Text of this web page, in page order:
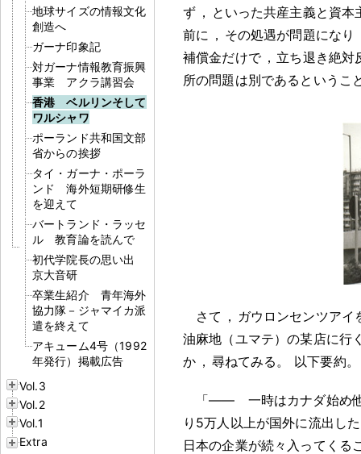
地球サイズの情報文化
創造へ
ガーナ印象記
対ガーナ情報教育振興
事業 アクラ講習会
香港 ベルリンそして
ワルシャワ
ポーランド共和国文部
省からの挨拶
タイ・ガーナ・ポーラ
ンド 海外短期研修生
を迎えて
バートランド・ラッセ
ル 教育論を読んで
初代学院長の思い出
京大音研
卒業生紹介 青年海外
協力隊－ジャマイカ派
遣を終えて
アキューム4号（1992
年発行）掲載広告
Vol.3
Vol.2
Vol.1
Extra
ず ， といった共産主義と資
前に ， その処遇が問題になり
補償金だけで ， 立ち退き絶対
所の問題は別であるというこ
さて ， ガウロンセンツアイ
油麻地（ユマテ）の某店に行
か ， 尋ねてみる 。 以下要約。
「―― 一時はカナダ始め
り5万人以上が国外に流出した
日本の企業が続々入ってくる